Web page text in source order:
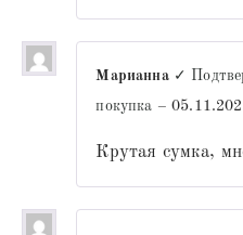
Марианна ✓
покупка –
Крутая сумка,